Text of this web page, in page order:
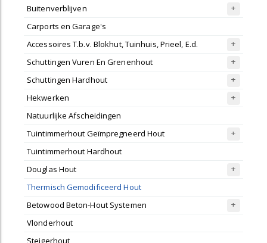
Buitenverblijven
Carports en Garage's
Accessoires T.b.v. Blokhut, Tuinhuis, Prieel, E.d.
Schuttingen Vuren En Grenenhout
Schuttingen Hardhout
Hekwerken
Natuurlijke Afscheidingen
Tuintimmerhout Geïmpregneerd Hout
Tuintimmerhout Hardhout
Douglas Hout
Thermisch Gemodificeerd Hout
Betowood Beton-Hout Systemen
Vlonderhout
Steigerhout